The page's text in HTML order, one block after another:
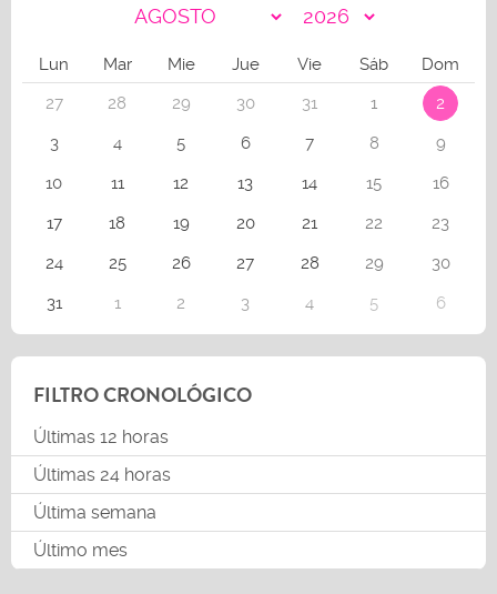
Lun Mar Mie Jue Vie Sáb
Dom
27
28 29 30 31 1
2
3
4 5 6 7 8
9
10
11 12 13 14 15
16
17
18 19 20 21 22
23
24
25 26 27 28 29
30
31
1 2 3 4 5 6
FILTRO CRONOLÓGICO
Últimas 12 horas
Últimas 24 horas
Última semana
Último mes